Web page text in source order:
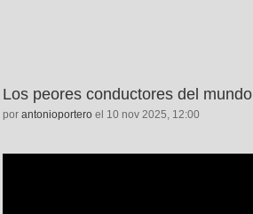
Los peores conductores del mundo
por antonioportero el 10 nov 2025, 12:00